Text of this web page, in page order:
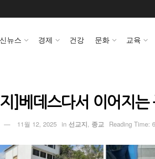
뉴스 경제 건강 문화 교육
]베데스다서 이어지는
11월 12, 2025 in 선교지, 종교 Reading Time: